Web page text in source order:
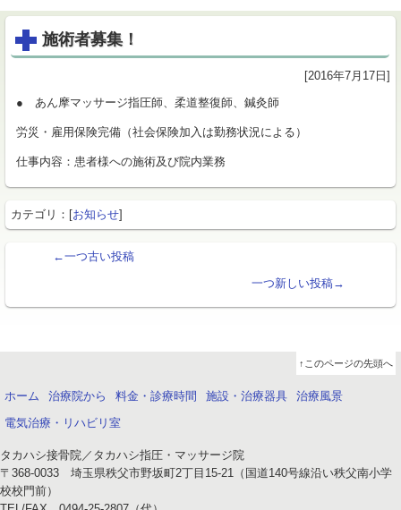
施術者募集！
[2016年7月17日]
● あん摩マッサージ指圧師、柔道整復師、鍼灸師
労災・雇用保険完備（社会保険加入は勤務状況による）
仕事内容：患者様への施術及び院内業務
カテゴリ：[お知らせ]
←一つ古い投稿
一つ新しい投稿→
↑このページの先頭へ
ホーム 治療院から 料金・診療時間 施設・治療器具
治療風景
電気治療・リハビリ室
タカハシ接骨院／タカハシ指圧・マッサージ院
〒368-0033 埼玉県秩父市野坂町2丁目15-21（国道140号線沿い秩父南小学
校校門前）